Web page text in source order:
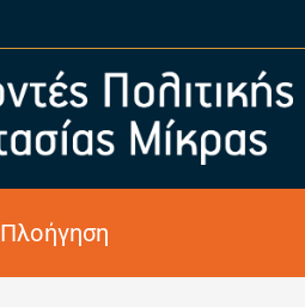
Πλοήγηση